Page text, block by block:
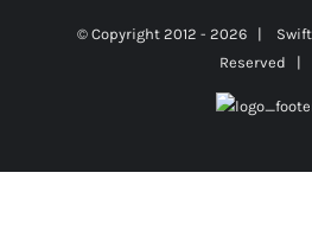
© Copyright 2012 - 2026 |
Reserved |